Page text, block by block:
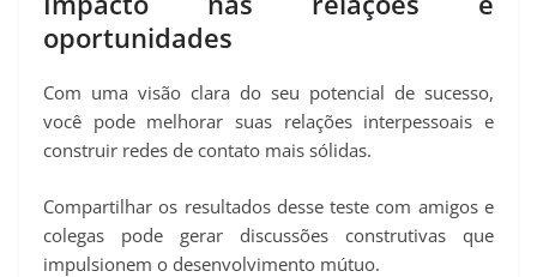
oportunidades
Com uma visão clara do seu potencial de sucesso,
você pode melhorar suas relações interpessoais e
construir redes de contato mais sólidas.
Compartilhar os resultados desse teste com amigos e
colegas pode gerar discussões construtivas que
impulsionem o desenvolvimento mútuo.